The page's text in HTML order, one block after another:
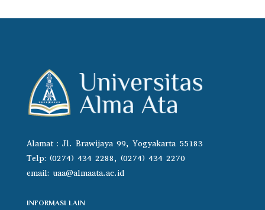
Alamat : Jl. Brawijaya 99, Yogyakarta 55183
Telp: (0274) 434 2288, (0274) 434 2270
email: uaa@almaata.ac.id
INFORMASI LAIN